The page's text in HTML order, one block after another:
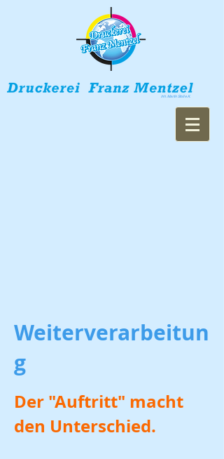
Inh. Martin Stoll e.K.
Weiterverarbeitun
g
Der "Auftritt" macht
den Unterschied.